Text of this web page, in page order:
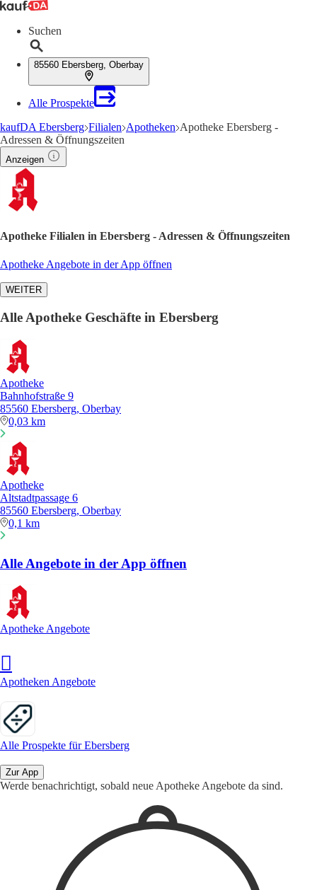
Suchen
85560 Ebersberg, Oberbay
Alle Prospekte
kaufDA Ebersberg Filialen Apotheken Apotheke Ebersberg -
Adressen & Öffnungszeiten
Anzeigen
Apotheke Filialen in Ebersberg - Adressen & Öffnungszeiten
Apotheke Angebote in der App öffnen
WEITER
Alle Apotheke Geschäfte in Ebersberg
Apotheke
Bahnhofstraße 9
85560 Ebersberg, Oberbay
0,03 km
Apotheke
Altstadtpassage 6
85560 Ebersberg, Oberbay
0,1 km
Alle Angebote in der App öffnen
Apotheke Angebote
Apotheken Angebote
Alle Prospekte für Ebersberg
Zur App
Werde benachrichtigt, sobald neue Apotheke Angebote da sind.